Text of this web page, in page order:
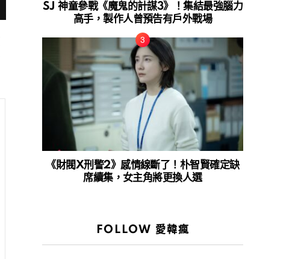
SJ 神童參戰《魔鬼的計謀3》！集結最強腦力
高手，製作人曾預告有戶外戰場
《財閥X刑警2》感情線斷了！朴智賢確定缺
席續集，女主角將更換人選
FOLLOW 愛韓瘋